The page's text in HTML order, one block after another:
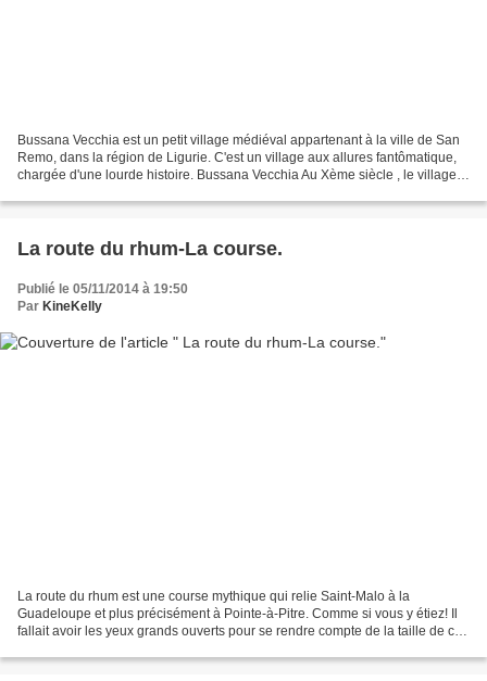
Bussana Vecchia est un petit village médiéval appartenant à la ville de San
Remo, dans la région de Ligurie. C'est un village aux allures fantômatique,
chargée d'une lourde histoire. Bussana Vecchia Au Xème siècle , le village
La route du rhum-La course.
Publié le 05/11/2014 à 19:50
Par KineKelly
La route du rhum est une course mythique qui relie Saint-Malo à la
Guadeloupe et plus précisément à Pointe-à-Pitre. Comme si vous y étiez! Il
fallait avoir les yeux grands ouverts pour se rendre compte de la taille de ces